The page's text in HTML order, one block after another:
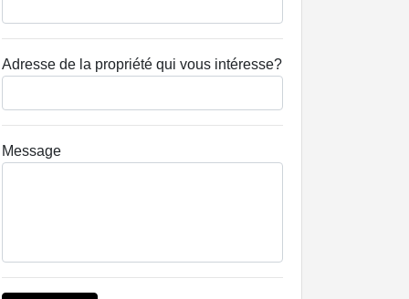
Adresse de la propriété qui vous intéresse?
Message